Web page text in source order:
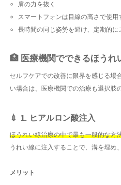
肩の力を抜く
スマートフォンは目線の高さで使用
長時間の同じ姿勢を避け、定期的に
🏥 医療機関でできるほうれ
セルフケアでの改善に限界を感じる場
い場合は、医療機関での治療も選択肢
💉 1. ヒアルロン酸注入
ほうれい線治療の中で最も一般的な方
うれい線に注入することで、溝を埋め
メリット